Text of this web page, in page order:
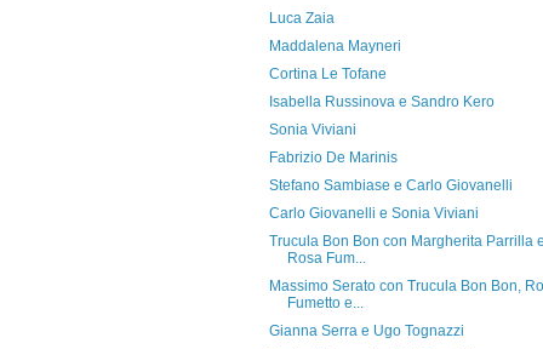
Luca Zaia
Maddalena Mayneri
Cortina Le Tofane
Isabella Russinova e Sandro Kero
Sonia Viviani
Fabrizio De Marinis
Stefano Sambiase e Carlo Giovanelli
Carlo Giovanelli e Sonia Viviani
Trucula Bon Bon con Margherita Parrilla
Rosa Fum...
Massimo Serato con Trucula Bon Bon,
Fumetto e...
Gianna Serra e Ugo Tognazzi